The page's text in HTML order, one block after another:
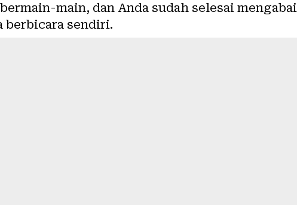
main, dan Anda sudah selesai
berbicara sendiri.